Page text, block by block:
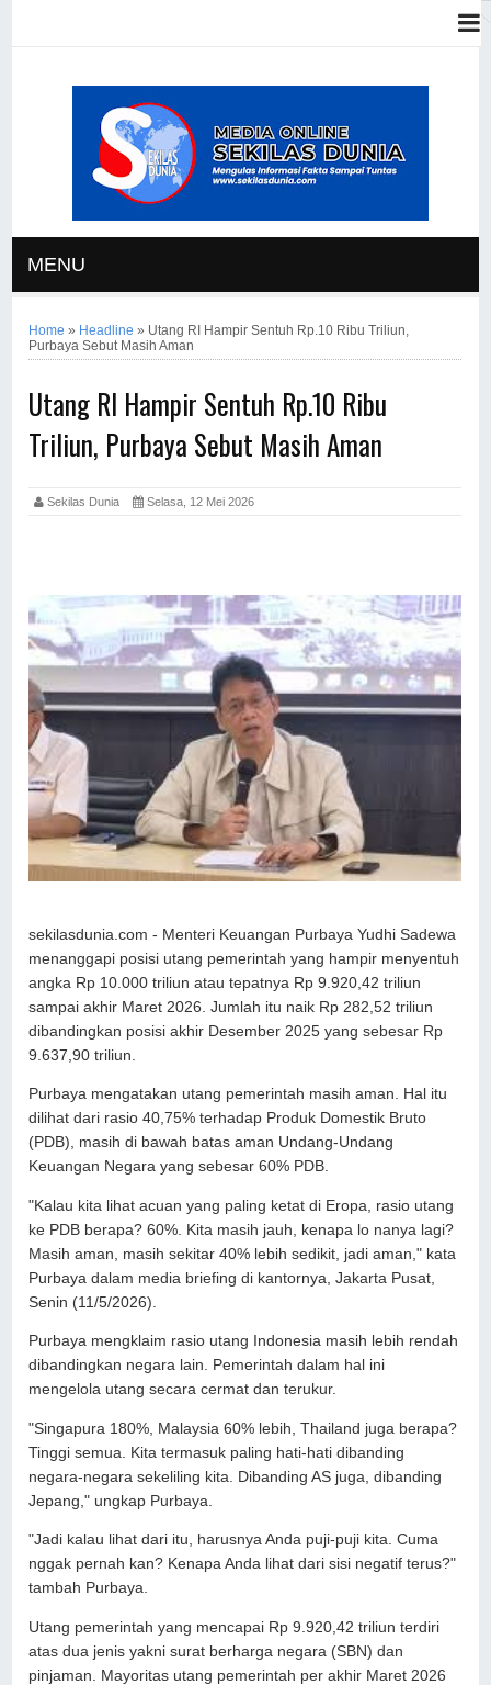
MENU
Home » Headline » Utang RI Hampir Sentuh Rp.10 Ribu Triliun,
Purbaya Sebut Masih Aman
Utang RI Hampir Sentuh Rp.10 Ribu
Triliun, Purbaya Sebut Masih Aman
Sekilas Dunia Selasa, 12 Mei 2026
sekilasdunia.com - Menteri Keuangan Purbaya Yudhi Sadewa
menanggapi posisi utang pemerintah yang hampir menyentuh
angka Rp 10.000 triliun atau tepatnya Rp 9.920,42 triliun
sampai akhir Maret 2026. Jumlah itu naik Rp 282,52 triliun
dibandingkan posisi akhir Desember 2025 yang sebesar Rp
9.637,90 triliun.
Purbaya mengatakan utang pemerintah masih aman. Hal itu
dilihat dari rasio 40,75% terhadap Produk Domestik Bruto
(PDB), masih di bawah batas aman Undang-Undang
Keuangan Negara yang sebesar 60% PDB.
"Kalau kita lihat acuan yang paling ketat di Eropa, rasio utang
ke PDB berapa? 60%. Kita masih jauh, kenapa lo nanya lagi?
Masih aman, masih sekitar 40% lebih sedikit, jadi aman," kata
Purbaya dalam media briefing di kantornya, Jakarta Pusat,
Senin (11/5/2026).
Purbaya mengklaim rasio utang Indonesia masih lebih rendah
dibandingkan negara lain. Pemerintah dalam hal ini
mengelola utang secara cermat dan terukur.
"Singapura 180%, Malaysia 60% lebih, Thailand juga berapa?
Tinggi semua. Kita termasuk paling hati-hati dibanding
negara-negara sekeliling kita. Dibanding AS juga, dibanding
Jepang," ungkap Purbaya.
"Jadi kalau lihat dari itu, harusnya Anda puji-puji kita. Cuma
nggak pernah kan? Kenapa Anda lihat dari sisi negatif terus?"
tambah Purbaya.
Utang pemerintah yang mencapai Rp 9.920,42 triliun terdiri
atas dua jenis yakni surat berharga negara (SBN) dan
pinjaman. Mayoritas utang pemerintah per akhir Maret 2026